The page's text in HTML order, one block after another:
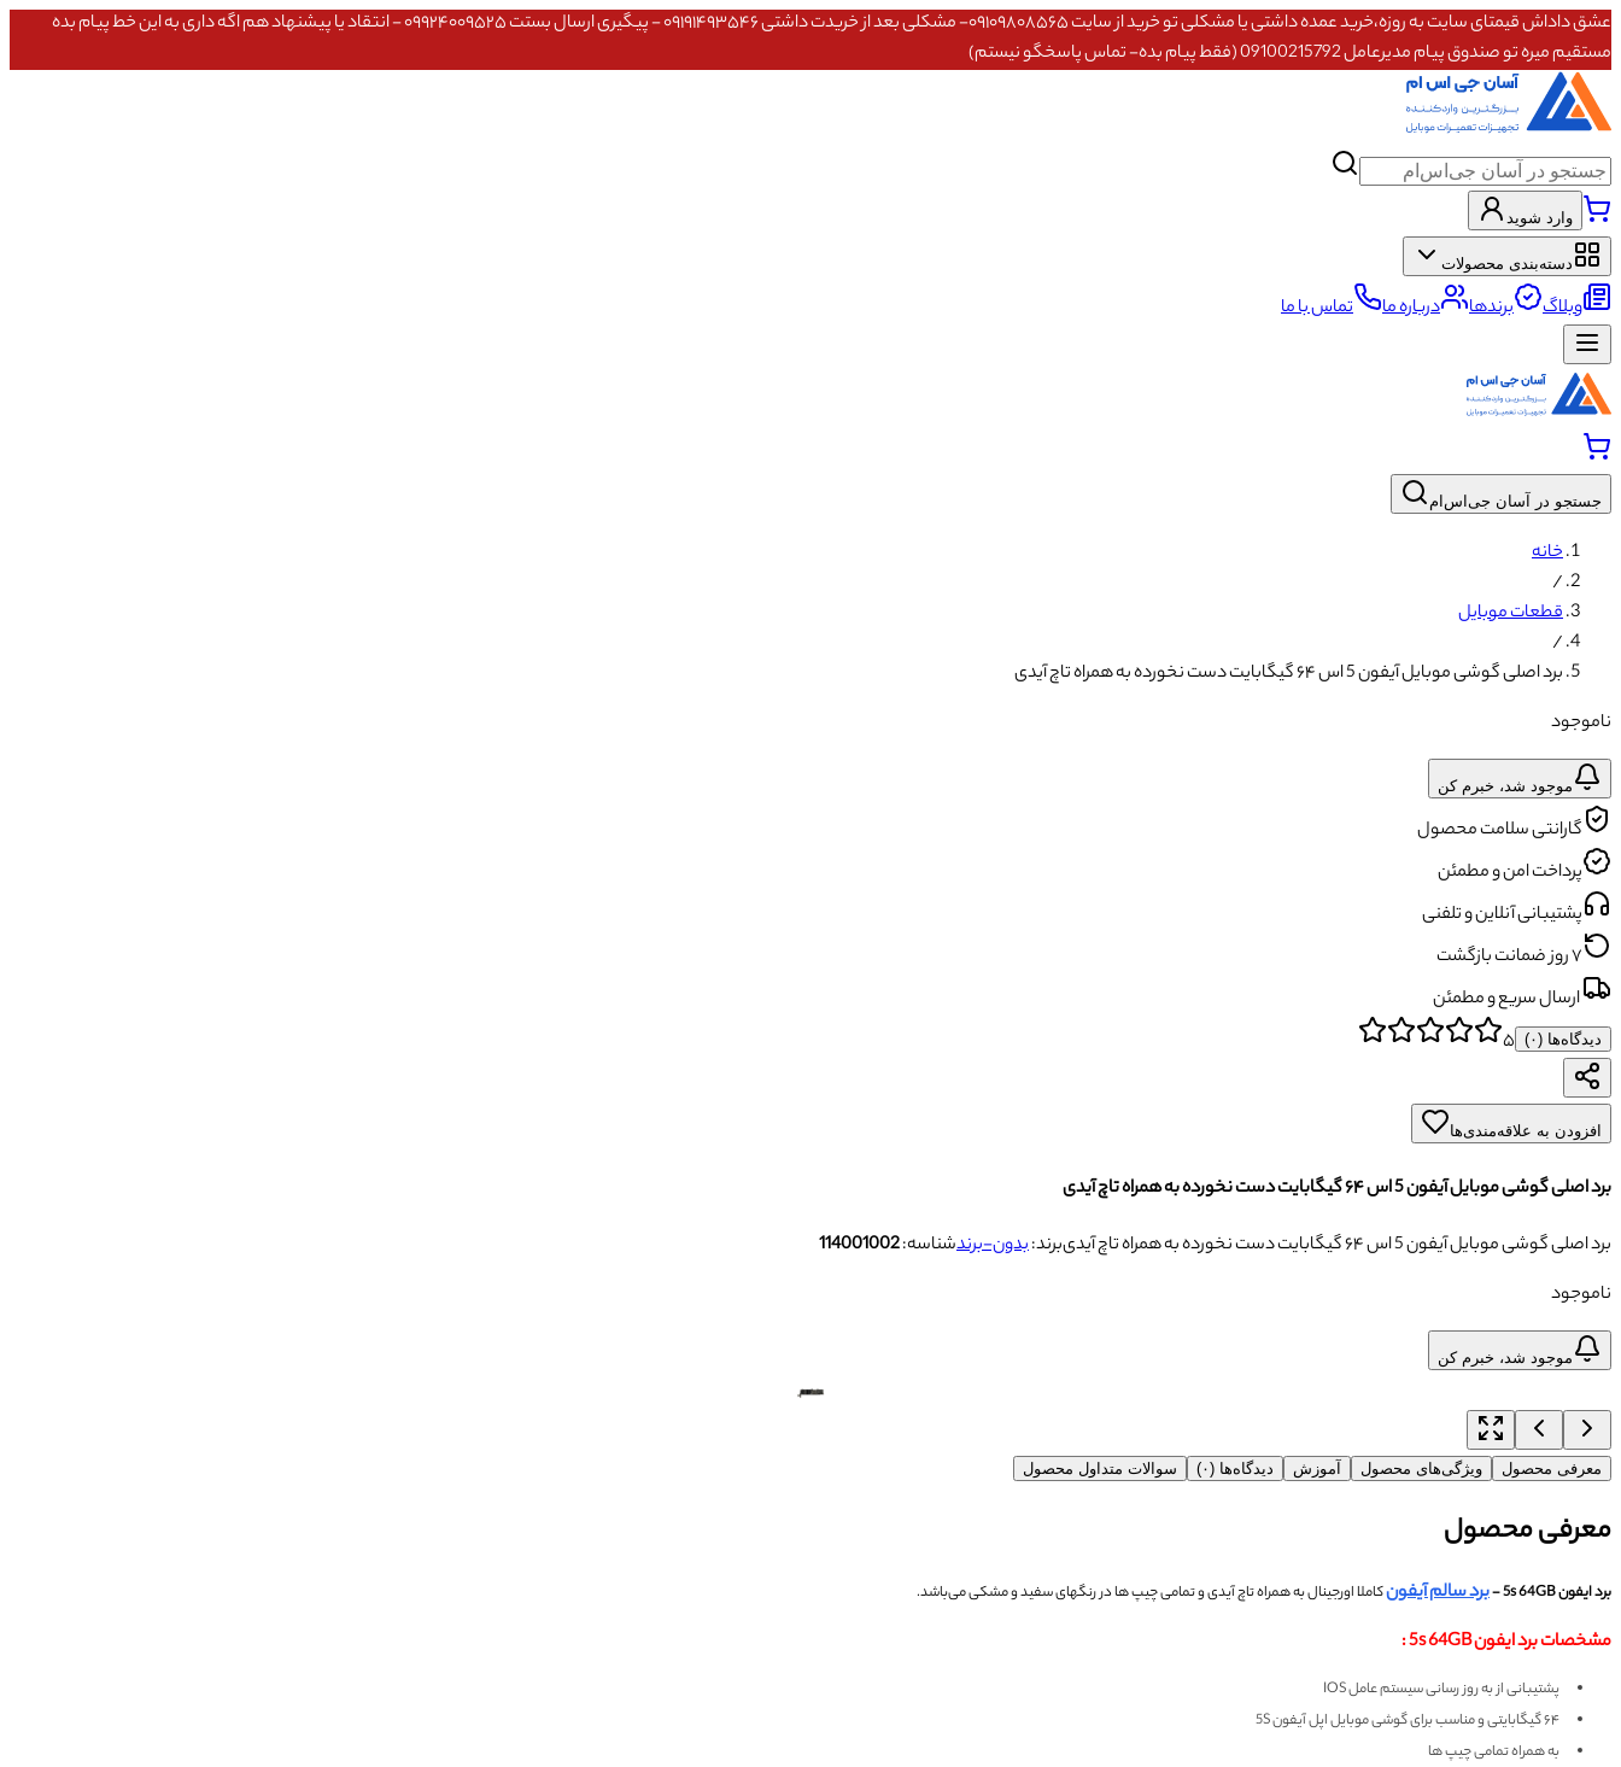
عشق داداش قیمتای سایت به روزه،خرید عمده داشتی یا مشکلی تو خرید از سایت ۰۹۱۰۹۸۰۸۵۶۵- مشکلی بعد از خریدت داشتی ۰۹۱۹۱۴۹۳۵۴۶ - پیگیری ارسال بستت ۰۹۹۲۴۰۰۹۵۲۵ - انتقاد یا پیشنهاد هم اگه داری به این خط پیام بده
مستقیم میره تو صندوق پیام مدیرعامل 09100215792 (فقط پیام بده- تماس پاسخگو نیستم)
وارد شوید
دسته‌بندی محصولات
وبلاگ برندها درباره ما تماس با ما
جستجو در آسان جی‌اس‌ام
خانه
/
قطعات موبایل
/
برد اصلی گوشی موبایل آیفون 5 اس ۶۴ گیگابایت دست نخورده به همراه تاچ آیدی
ناموجود
موجود شد، خبرم کن
گارانتی سلامت محصول
پرداخت امن و مطمئن
پشتیبانی آنلاین و تلفنی
۷ روز ضمانت بازگشت
ارسال سریع و مطمئن
دیدگاه‌ها (۰) ۵
افزودن به علاقه‌مندی‌ها
برد اصلی گوشی موبایل آیفون 5 اس ۶۴ گیگابایت دست نخورده به همراه تاچ آیدی
برد اصلی گوشی موبایل آیفون 5 اس ۶۴ گیگابایت دست نخورده به همراه تاچ آیدی
برند:بدون-برندشناسه:114001002
ناموجود
موجود شد، خبرم کن
معرفی محصول ویژگی‌های محصول آموزش دیدگاه‌ها (۰) سوالات متداول محصول
معرفی محصول
برد ایفون 5s 64GB - برد سالم آیفونکاملا اورجینال به همراه تاچ آیدی و تمامی چیپ ها در رنگهای سفید و مشکی می‌باشد.
مشخصات برد ایفون 5s 64GB :
پشتیبانی از به روز رسانی سیستم عامل IOS
۶۴ گیگابایتی و مناسب برای گوشی موبایل اپل آیفون 5S
به همراه تمامی چیپ ها